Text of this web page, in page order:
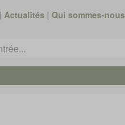
| Actualités | Qui sommes-nous